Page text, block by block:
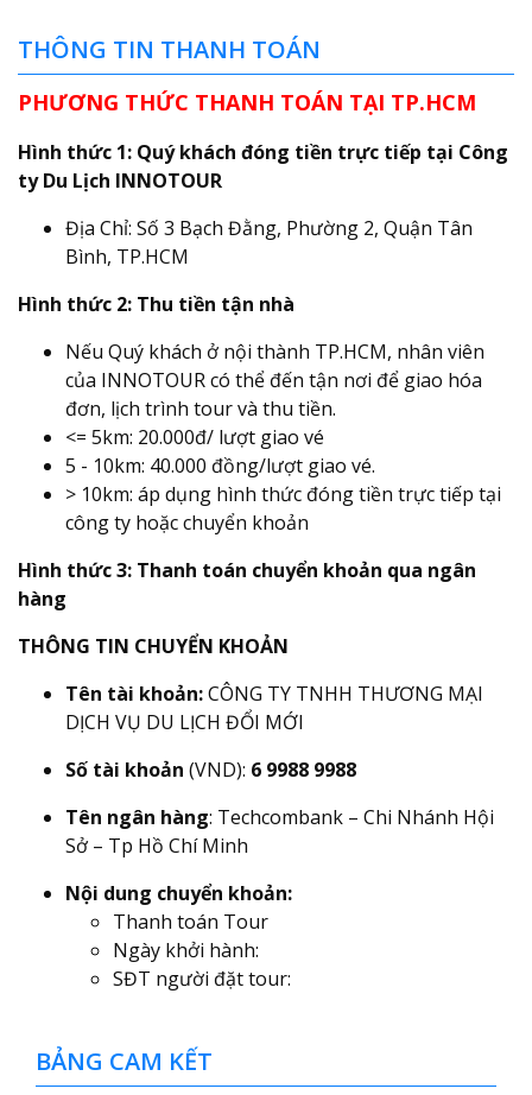
THÔNG TIN THANH TOÁN
PHƯƠNG THỨC THANH TOÁN TẠI TP.HCM
Hình thức 1: Quý khách đóng tiền trực tiếp tại Công
ty Du Lịch INNOTOUR
Địa Chỉ: Số 3 Bạch Đằng, Phường 2, Quận Tân
Bình, TP.HCM
Hình thức 2: Thu tiền tận nhà
Nếu Quý khách ở nội thành TP.HCM, nhân viên
của INNOTOUR có thể đến tận nơi để giao hóa
đơn, lịch trình tour và thu tiền.
<= 5km: 20.000đ/ lượt giao vé
5 - 10km: 40.000 đồng/lượt giao vé.
> 10km: áp dụng hình thức đóng tiền trực tiếp tại
công ty hoặc chuyển khoản
Hình thức 3: Thanh toán chuyển khoản qua ngân
hàng
THÔNG TIN CHUYỂN KHOẢN
Tên tài khoản:CÔNG TY TNHH THƯƠNG MẠI
DỊCH VỤ DU LỊCH ĐỔI MỚI
Số tài khoản (VND): 6 9988 9988
Tên ngân hàng: Techcombank – Chi Nhánh Hội
Sở – Tp Hồ Chí Minh
Nội dung chuyển khoản:
Thanh toán Tour
Ngày khởi hành:
SĐT người đặt tour:
BẢNG CAM KẾT